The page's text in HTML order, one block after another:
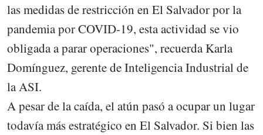
las medidas de restricción en El Salvador por la
pandemia por COVID-19, esta actividad se vio
obligada a parar operaciones", recuerda Karla
Domínguez, gerente de Inteligencia Industrial de
la ASI.
A pesar de la caída, el atún pasó a ocupar un lugar
todavía más estratégico en El Salvador. Si bien las